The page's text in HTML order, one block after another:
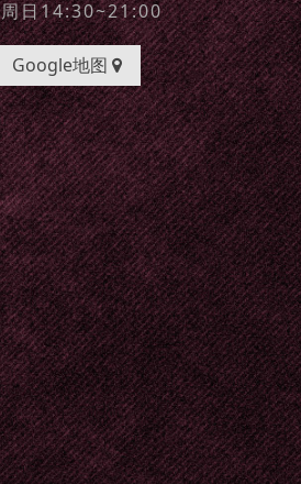
周日14:30~21:00
Google地图